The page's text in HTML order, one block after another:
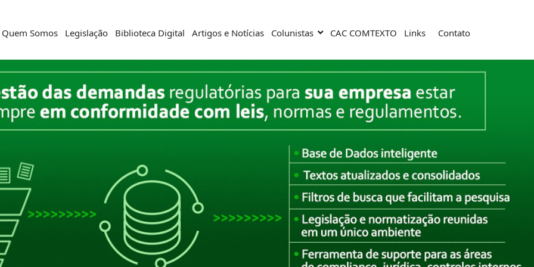
Quem Somos Legislação Biblioteca Digital Artigos e Notícias Colunistas CAC COMTEXTO Links Contato